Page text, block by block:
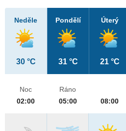
Neděle
30 °C
Pondělí
31 °C
Úterý
21 °C
Noc
02:00
Ráno
05:00
08:00